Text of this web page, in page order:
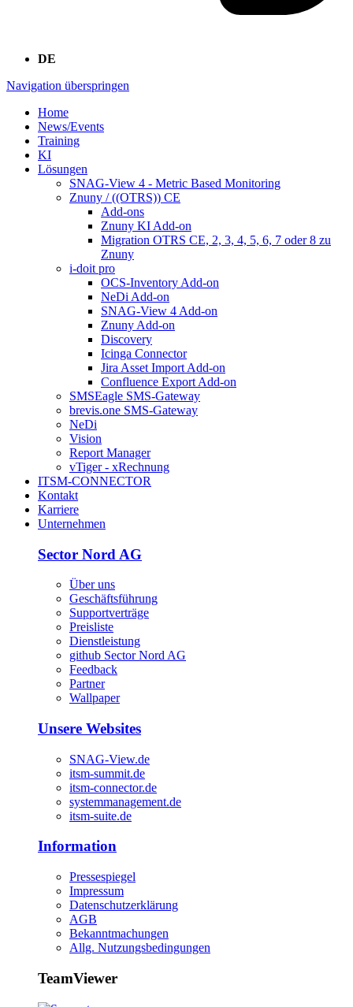
DE
Navigation überspringen
Home
News/Events
Training
KI
Lösungen
SNAG-View 4 - Metric Based Monitoring
Znuny / ((OTRS)) CE
Add-ons
Znuny KI Add-on
Migration OTRS CE, 2, 3, 4, 5, 6, 7 oder 8 zu
Znuny
i-doit pro
OCS-Inventory Add-on
NeDi Add-on
SNAG-View 4 Add-on
Znuny Add-on
Discovery
Icinga Connector
Jira Asset Import Add-on
Confluence Export Add-on
SMSEagle SMS-Gateway
brevis.one SMS-Gateway
NeDi
Vision
Report Manager
vTiger - xRechnung
ITSM-CONNECTOR
Kontakt
Karriere
Unternehmen
Sector Nord AG
Über uns
Geschäftsführung
Supportverträge
Preisliste
Dienstleistung
github Sector Nord AG
Feedback
Partner
Wallpaper
Unsere Websites
SNAG-View.de
itsm-summit.de
itsm-connector.de
systemmanagement.de
itsm-suite.de
Information
Pressespiegel
Impressum
Datenschutzerklärung
AGB
Bekanntmachungen
Allg. Nutzungsbedingungen
TeamViewer